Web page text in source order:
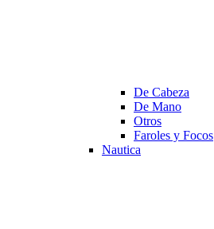
De Cabeza
De Mano
Otros
Faroles y Focos
Nautica